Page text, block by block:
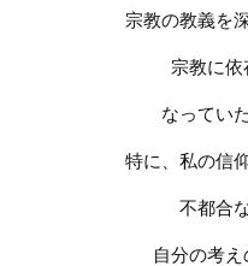
宗教の教義を
宗教に依
なってい
特に、私の信
不都合
自分の考え